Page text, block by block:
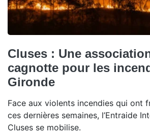
Cluses : Une
cagnotte pour les
Gironde
Face aux violents incendies qui ont
ces dernières semaines, l’Entraide
Cluses se mobilise.